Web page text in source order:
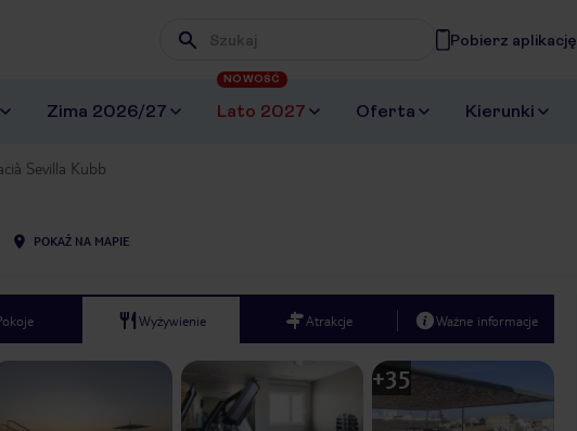
Wpisz frazę, której szukasz
Pobierz aplikację
Zima 2026/27 Lato 2027
NOWOŚĆ
Oferta Kierunki
Sevilla Kubb
POKAŻ NA MAPIE
Wyżywienie Atrakcje Ważne informacje
Next slide
1 /41
+35